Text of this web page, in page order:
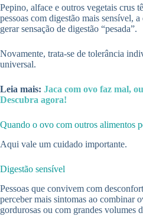
Pepino, alface e outros vegetais crus
pessoas com digestão mais sensível,
gerar sensação de digestão “pesada”.
Novamente, trata-se de tolerância
universal.
Leia mais: Jaca com ovo faz mal,
Descubra agora!
Quando o ovo com outros alimentos
Aqui vale um cuidado importante.
Digestão sensível
Pessoas que convivem com
perceber mais sintomas ao combinar
gordurosas ou com grandes volumes